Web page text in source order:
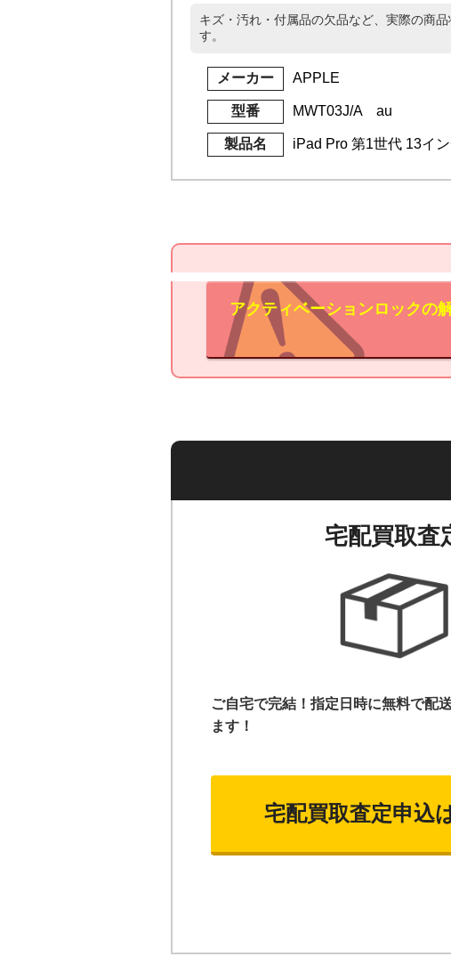
キズ・汚れ・付属品の欠品など、実際の商
す。
メーカー APPLE
型番 MWT03J/A au
製品名 iPad Pro 第1世代 13イ
アクティベーションロックの
宅配買取査
ご自宅で完結！指定日時に無料で配
ます！
宅配買取査定申込